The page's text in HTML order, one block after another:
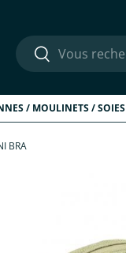
Recherche
Rechercher
/ MOULINETS / SOIES
BRA